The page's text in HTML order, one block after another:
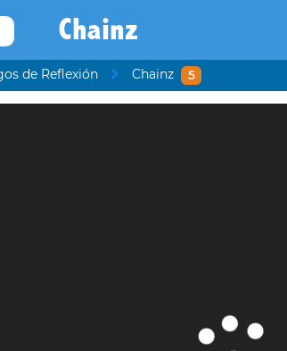
Chainz
de Reflexión Chainz 5